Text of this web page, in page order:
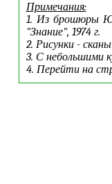
Примечания:
1. Из брошюры
"Знание", 1974 г.
2. Рисунки -
3. С небольшими
4. Перейти на